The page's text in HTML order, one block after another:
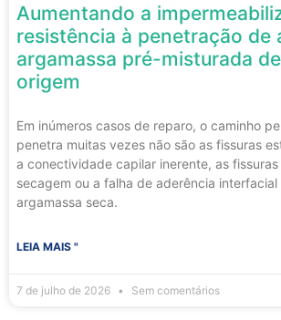
Aumentando a
resistência à penetração de
argamassa pré-misturada
origem
Em inúmeros casos de reparo, o caminho
penetra muitas vezes não são as fissuras
a conectividade capilar inerente, as
secagem ou a falha de aderência
argamassa seca.
LEIA MAIS "
7 de julho de 2026 Sem comentários